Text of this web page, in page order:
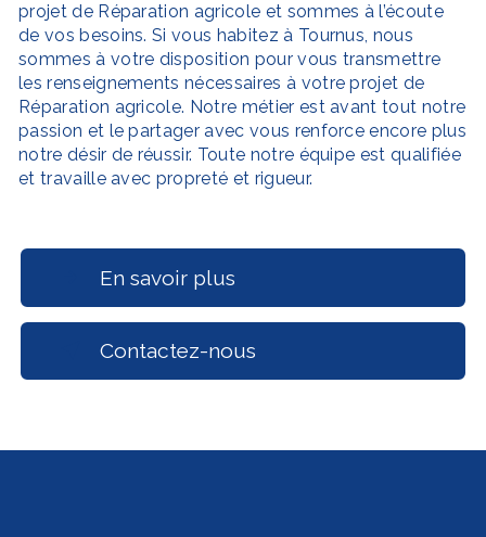
projet de Réparation agricole et sommes à l’écoute
de vos besoins. Si vous habitez à Tournus, nous
sommes à votre disposition pour vous transmettre
les renseignements nécessaires à votre projet de
Réparation agricole. Notre métier est avant tout notre
passion et le partager avec vous renforce encore plus
notre désir de réussir. Toute notre équipe est qualifiée
et travaille avec propreté et rigueur.
En savoir plus
Contactez-nous